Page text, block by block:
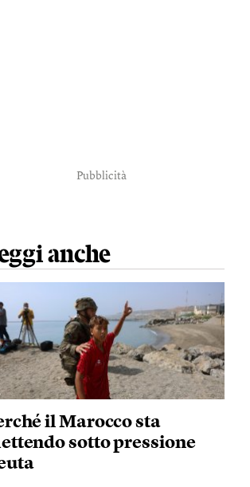
Pubblicità
anche
il Marocco sta
sotto pressione